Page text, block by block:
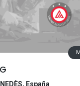
, España